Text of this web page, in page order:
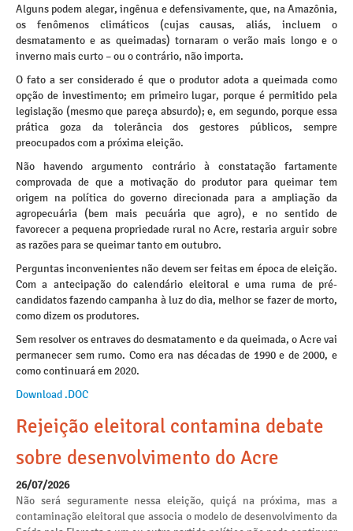
Alguns podem alegar, ingênua e defensivamente, que, na Amazônia,
os fenômenos climáticos (cujas causas, aliás, incluem o
desmatamento e as queimadas) tornaram o verão mais longo e o
inverno mais curto – ou o contrário, não importa.
O fato a ser considerado é que o produtor adota a queimada como
opção de investimento; em primeiro lugar, porque é permitido pela
legislação (mesmo que pareça absurdo); e, em segundo, porque essa
prática goza da tolerância dos gestores públicos, sempre
preocupados com a próxima eleição.
Não havendo argumento contrário à constatação fartamente
comprovada de que a motivação do produtor para queimar tem
origem na política do governo direcionada para a ampliação da
agropecuária (bem mais pecuária que agro), e no sentido de
favorecer a pequena propriedade rural no Acre, restaria arguir sobre
as razões para se queimar tanto em outubro.
Perguntas inconvenientes não devem ser feitas em época de eleição.
Com a antecipação do calendário eleitoral e uma ruma de pré-
candidatos fazendo campanha à luz do dia, melhor se fazer de morto,
como dizem os produtores.
Sem resolver os entraves do desmatamento e da queimada, o Acre vai
permanecer sem rumo. Como era nas décadas de 1990 e de 2000, e
como continuará em 2020.
Download .DOC
Rejeição eleitoral contamina debate
sobre desenvolvimento do Acre
26/07/2026
Não será seguramente nessa eleição, quiçá na próxima, mas a
contaminação eleitoral que associa o modelo de desenvolvimento da